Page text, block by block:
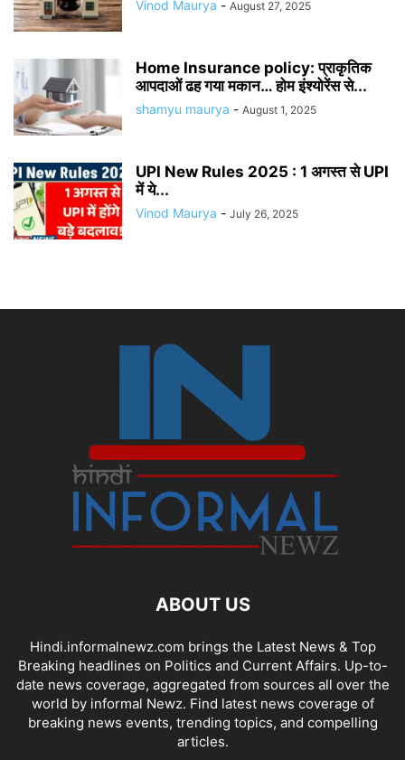
Vinod Maurya - August 27, 2025
Home Insurance policy: प्राकृतिक
आपदाओं ढह गया मकान… होम इंश्योरेंस से...
shamyu maurya - August 1, 2025
UPI New Rules 2025 : 1 अगस्त से UPI
में ये...
Vinod Maurya - July 26, 2025
ABOUT US
Hindi.informalnewz.com brings the Latest News & Top
Breaking headlines on Politics and Current Affairs. Up-to-
date news coverage, aggregated from sources all over the
world by informal Newz. Find latest news coverage of
breaking news events, trending topics, and compelling
articles.